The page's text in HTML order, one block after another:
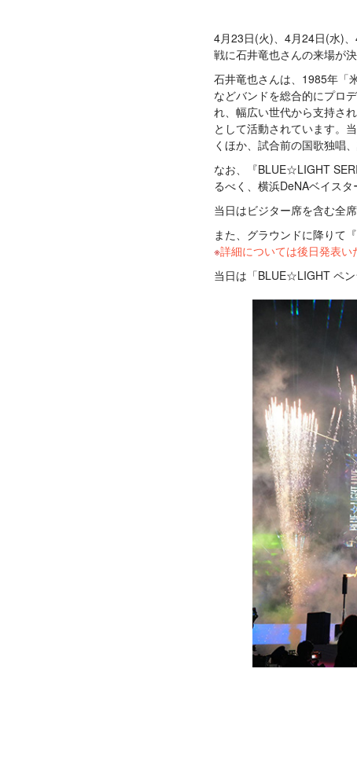
4月23日(火)、4月24日(水)
戦に石井竜也さんの来場が
石井竜也さんは、1985年「
などバンドを総合的にプロ
れ、幅広い世代から支持さ
として活動されています。
くほか、試合前の国歌独唱
なお、『BLUE☆LIGHT
るべく、横浜DeNAベイス
当日はビジター席を含む全
また、グラウンドに降りて
詳細については後日発表い
当日は「BLUE☆LIGHT ペン